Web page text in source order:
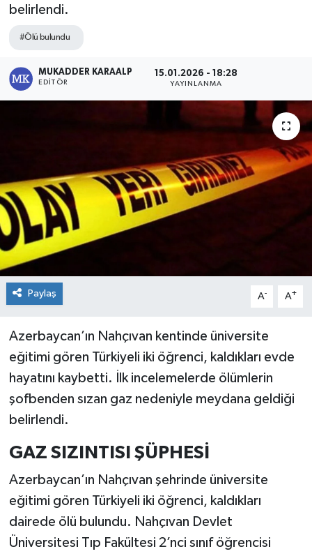
belirlendi.
#Ölü bulundu
MUKADDER KARAALP
EDITÖR
15.01.2026 - 18:28
YAYINLANMA
Paylaş A- A+
Azerbaycan’ın Nahçıvan kentinde üniversite
eğitimi gören Türkiyeli iki öğrenci, kaldıkları evde
hayatını kaybetti. İlk incelemelerde ölümlerin
şofbenden sızan gaz nedeniyle meydana geldiği
belirlendi.
GAZ SIZINTISI ŞÜPHESİ
Azerbaycan’ın Nahçıvan şehrinde üniversite
eğitimi gören Türkiyeli iki öğrenci, kaldıkları
dairede ölü bulundu. Nahçıvan Devlet
Üniversitesi Tıp Fakültesi 2’nci sınıf öğrencisi